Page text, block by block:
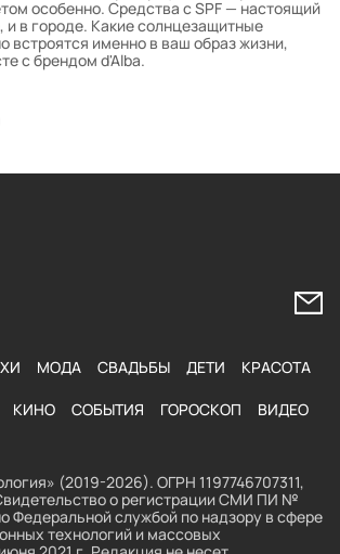
особенно. Средства с SPF — настоящий
и в городе. Какие солнцезащитные
встроятся именно в ваш образ жизни,
с брендом d'Alba.
МОДА СВАДЬБЫ ДЕТИ КРАСОТА
КИНО СОБЫТИЯ ГОРОСКОП ВИДЕО
(2019-2026). ОГРН 1197746707311,
о регистрации СМИ ПИ №
Федеральной службой по надзору в сфере
технологий и массовых